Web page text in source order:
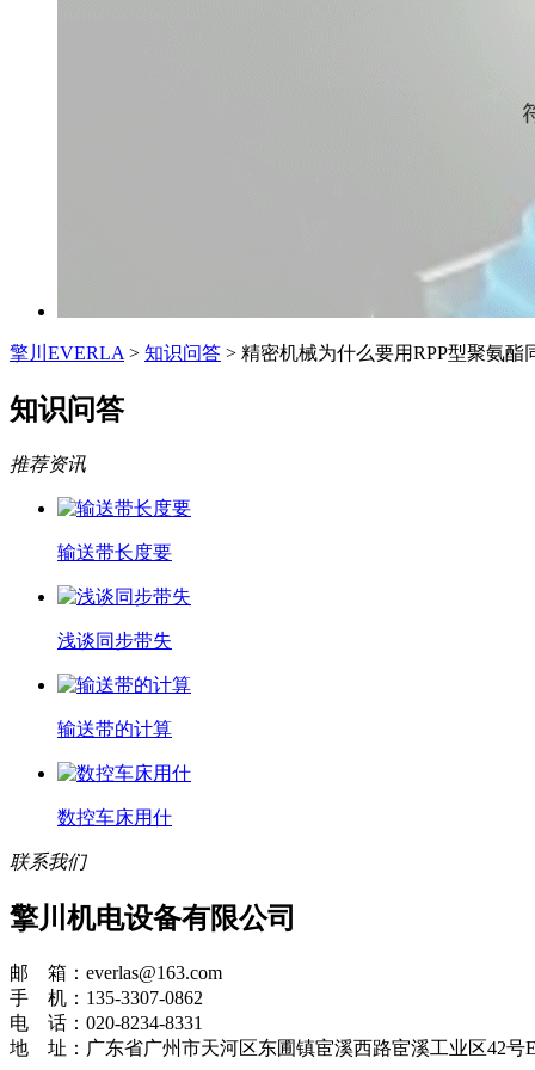
擎川EVERLA > 知识问答 > 精密机械为什么要用RPP型聚氨酯
知识问答
推荐资讯
输送带长度要
浅谈同步带失
输送带的计算
数控车床用什
联系我们
擎川机电设备有限公司
邮 箱：everlas@163.com
手 机：135-3307-0862
电 话：020-8234-8331
地 址：广东省广州市天河区东圃镇宦溪西路宦溪工业区42号